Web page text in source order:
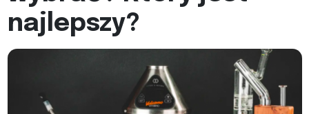
najlepszy?